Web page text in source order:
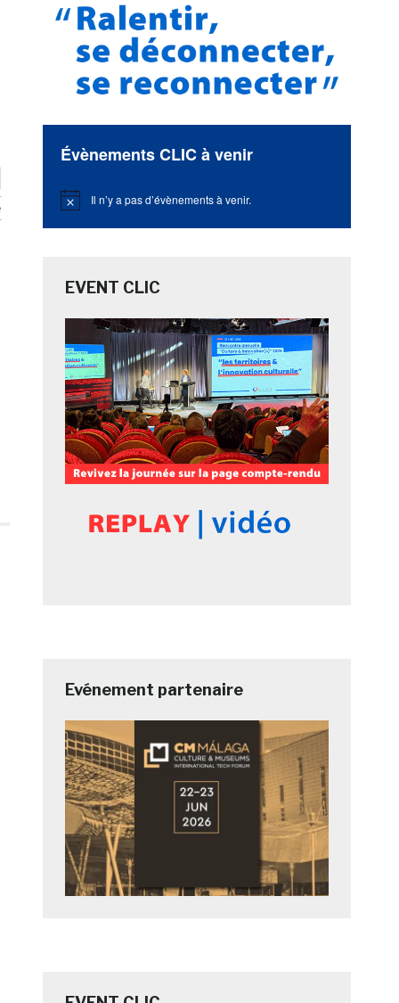
Évènements CLIC à venir
Notice Il n’y a pas d’évènements à venir.
EVENT CLIC
Evénement partenaire